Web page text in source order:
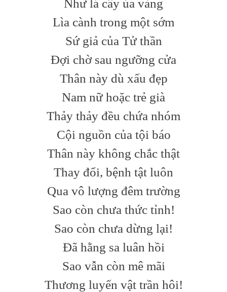
Như lá cây úa vàng
Lìa cành trong một sớm
Sứ giả của Tử thần
Đợi chờ sau ngưỡng cửa
Thân này dù xấu đẹp
Nam nữ hoặc trẻ già
Thảy thảy đều chứa nhóm
Cội nguồn của tội báo
Thân này không chắc thật
Thay đổi, bệnh tật luôn
Qua vô lượng đêm trường
Sao còn chưa thức tỉnh!
Sao còn chưa dừng lại!
Đã hằng sa luân hồi
Sao vẫn còn mê mãi
Thương luyến vật trần hôi!